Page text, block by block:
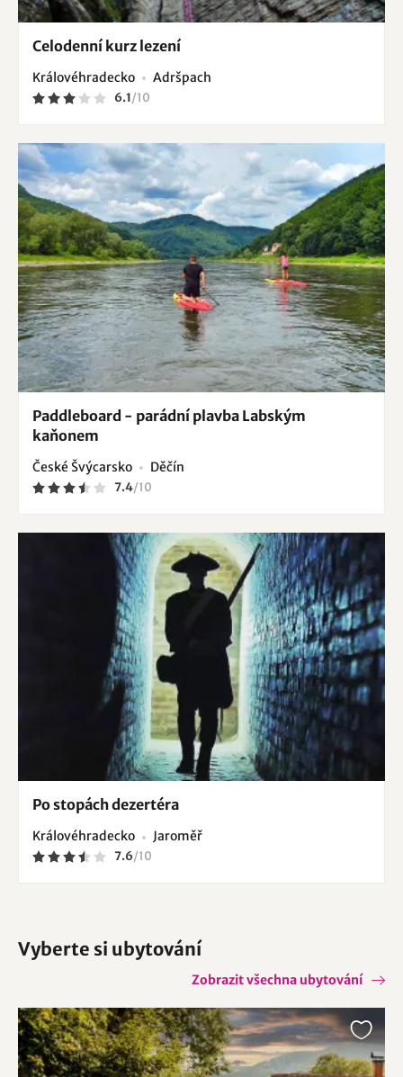
Celodenní kurz lezení
Královéhradecko Adršpach
6.1/10
Paddleboard - parádní plavba Labským
kaňonem
České Švýcarsko Děčín
7.4/10
Po stopách dezertéra
Královéhradecko Jaroměř
7.6/10
Vyberte si ubytování
Zobrazit všechna ubytování